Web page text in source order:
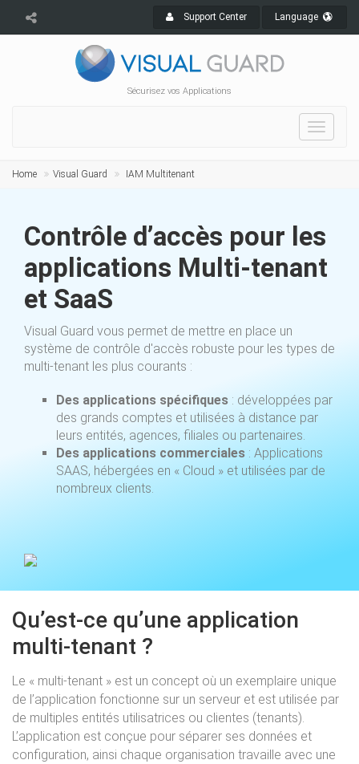
Support Center Language
Sécurisez vos Applications
Toggle
Home Visual Guard IAM Multitenant
Contrôle d’accès pour les
applications Multi-tenant
et SaaS
Visual Guard vous permet de mettre en place un
système de contrôle d'accès robuste pour les types de
multi-tenant les plus courants :
Des applications spécifiques : développées par
des grands comptes et utilisées à distance par
leurs entités, agences, filiales ou partenaires.
Des applications commerciales : Applications
SAAS, hébergées en « Cloud » et utilisées par de
nombreux clients.
Qu’est-ce qu’une application
multi-tenant ?
Le « multi-tenant » est un concept où un exemplaire unique
de l’application fonctionne sur un serveur et est utilisée par
de multiples entités utilisatrices ou clientes (tenants).
L’application est conçue pour séparer ses données et
configuration, ainsi chaque organisation travaille avec une